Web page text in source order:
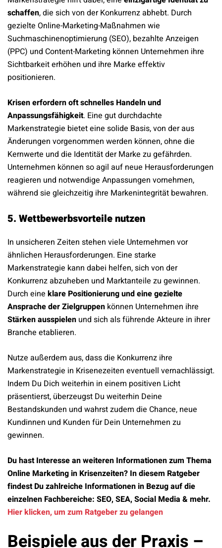
schaffen, die sich von der Konkurrenz abhebt. Durch
gezielte Online-Marketing-Maßnahmen wie
Suchmaschinenoptimierung (SEO), bezahlte Anzeigen
(PPC) und Content-Marketing können Unternehmen ihre
Sichtbarkeit erhöhen und ihre Marke effektiv
positionieren.
Krisen erfordern oft schnelles Handeln und
Anpassungsfähigkeit. Eine gut durchdachte
Markenstrategie bietet eine solide Basis, von der aus
Änderungen vorgenommen werden können, ohne die
Kernwerte und die Identität der Marke zu gefährden.
Unternehmen können so agil auf neue Herausforderungen
reagieren und notwendige Anpassungen vornehmen,
während sie gleichzeitig ihre Markenintegrität bewahren.
5. Wettbewerbsvorteile nutzen
In unsicheren Zeiten stehen viele Unternehmen vor
ähnlichen Herausforderungen. Eine starke
Markenstrategie kann dabei helfen, sich von der
Konkurrenz abzuheben und Marktanteile zu gewinnen.
Durch eine klare Positionierung und eine gezielte
Ansprache der Zielgruppen können Unternehmen ihre
Stärken ausspielen und sich als führende Akteure in ihrer
Branche etablieren.
Nutze außerdem aus, dass die Konkurrenz ihre
Markenstrategie in Krisenezeiten eventuell vernachlässigt.
Indem Du Dich weiterhin in einem positiven Licht
präsentierst, überzeugst Du weiterhin Deine
Bestandskunden und wahrst zudem die Chance, neue
Kundinnen und Kunden für Dein Unternehmen zu
gewinnen.
Du hast Interesse an weiteren Informationen zum Thema
Online Marketing in Krisenzeiten? In diesem Ratgeber
findest Du zahlreiche Informationen in Bezug auf die
einzelnen Fachbereiche: SEO, SEA, Social Media & mehr.
Hier klicken, um zum Ratgeber zu gelangen
Beispiele aus der Praxis –